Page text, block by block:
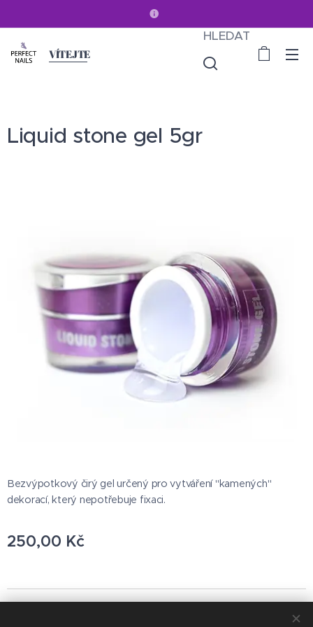
VÍTEJTE
HLEDAT
Liquid stone gel 5gr
Bezvýpotkový čirý gel určený pro vytváření "kamených"
dekorací, který nepotřebuje fixaci.
250,00 Kč